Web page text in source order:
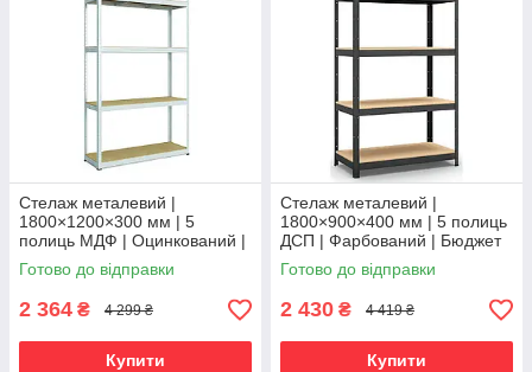
Стелаж металевий |
1800×1200×300 мм | 5
полиць МДФ | Оцинкований |
Бюджет ОМ | 150 кг/полицю |
збірний для гаража, складу
та
Готово до відправки
2 364 ₴ 4 299 ₴
Купити
Стелаж металевий |
1800×900×400 мм | 5 полиць
ДСП | Фарбований | Бюджет
КД | 175 кг/полицю | збірний
для гаража, складу та
Готово до відправки
2 430 ₴ 4 419 ₴
Купити